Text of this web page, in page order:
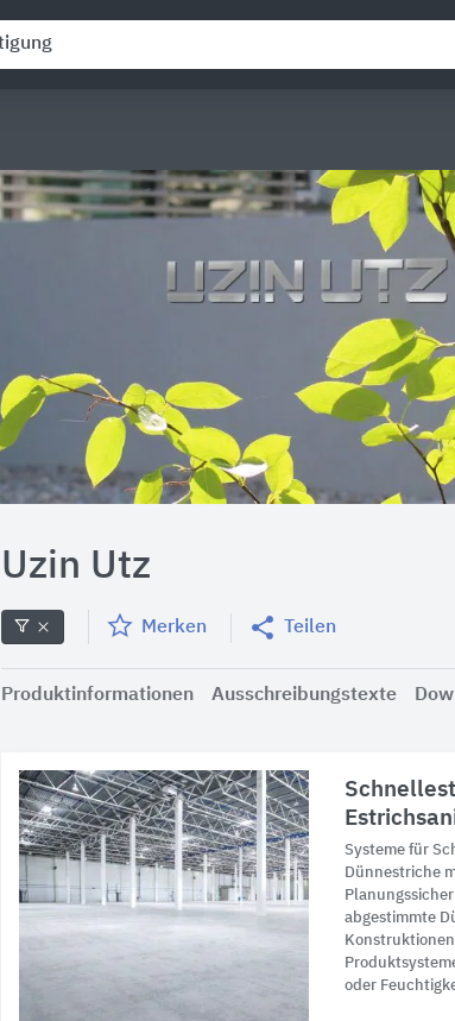
Uzin Utz
Merken Teilen
Produktinformationen Ausschreibungstexte
Systeme für
Dünnestriche
abgestimmte
oder